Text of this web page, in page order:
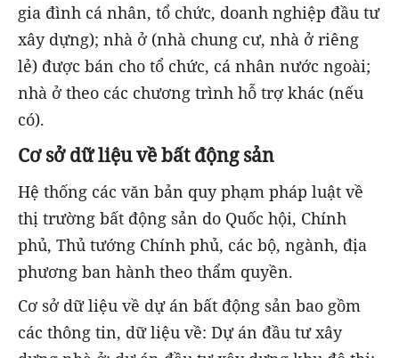
gia đình cá nhân, tổ chức, doanh nghiệp đầu tư
xây dựng); nhà ở (nhà chung cư, nhà ở riêng
lẻ) được bán cho tổ chức, cá nhân nước ngoài;
nhà ở theo các chương trình hỗ trợ khác (nếu
có).
Cơ sở dữ liệu về bất động sản
Hệ thống các văn bản quy phạm pháp luật về
thị trường bất động sản do Quốc hội, Chính
phủ, Thủ tướng Chính phủ, các bộ, ngành, địa
phương ban hành theo thẩm quyền.
Cơ sở dữ liệu về dự án bất động sản bao gồm
các thông tin, dữ liệu về: Dự án đầu tư xây